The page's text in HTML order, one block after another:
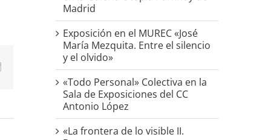
Correo
Madrid
Exposición en el MUREC «José
María Mezquita. Entre el silencio
y el olvido»
«Todo Personal» Colectiva en la
Sala de Exposiciones del CC
Antonio López
«La frontera de lo visible II.